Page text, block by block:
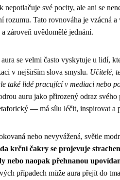
své pocity, ale ani se
rozumu. Tato rovnováha je vzácná a
zároveň uvědomělé jednání.
se velmi často vyskytuje u lidí,
v nejširším slova smyslu. Učitelé,
také lidé pracující v mediaci nebo
auru jako přirozený odraz svého
— má sílu léčit, inspirovat a
nebo nevyvážená, světle
krční čakry se projevuje
nebo naopak přehnanou
případech může aura přejít do